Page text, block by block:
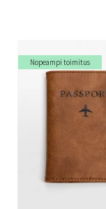
Nopeampi toimitus